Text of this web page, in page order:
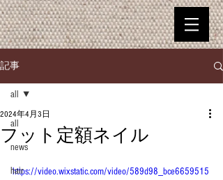
記事
all
news
hair
all
フット定額ネイル
2024年4月3日
https://video.wixstatic.com/video/589d98_bce6659515